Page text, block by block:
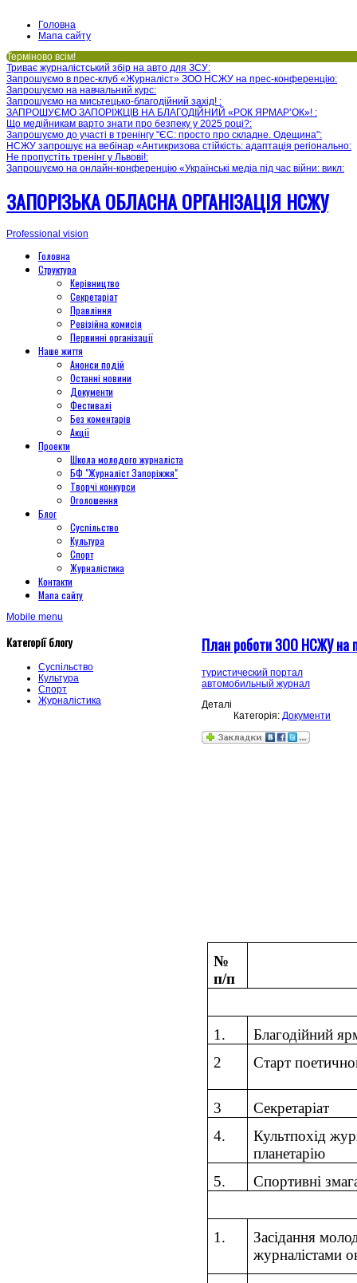
Головна
Мапа сайту
Терміново всім!
Триває журналістський збір на авто для ЗСУ:
Запрошуємо в прес-клуб «Журналіст» ЗОО НСЖУ на прес-конференцію:
Запрошуємо на навчальний курс:
Запрошуємо на мисьтецько-благодійний захід! :
ЗАПРОШУЄМО ЗАПОРІЖЦІВ НА БЛАГОДІЙНИЙ «РОК ЯРМАР’ОК»! :
Що медійникам варто знати про безпеку у 2025 році?:
Запрошуємо до участі в тренінгу "ЄС: просто про складне. Одещина":
НСЖУ запрошує на вебінар «Антикризова стійкість: адаптація регіонально:
Не пропустіть тренінг у Львові!:
Запрошуємо на онлайн-конференцію «Українські медіа під час війни: викл:
ЗАПОРІЗЬКА ОБЛАСНА ОРГАНІЗАЦІЯ НСЖУ
Professional vision
Головна
Структура
Керівництво
Секретаріат
Правління
Ревізійна комисія
Первинні організації
Наше життя
Анонси подій
Останні новини
Документи
Фестивалі
Без коментарів
Акції
Проекти
Школа молодого журналіста
БФ "Журналіст Запоріжжя"
Творчі конкурси
Оголошення
Блог
Суспільство
Культура
Спорт
Журналістика
Контакти
Мапа сайту
Mobile menu
Категорії блогу
Суспільство
Культура
Спорт
Журналістика
План роботи ЗОО НСЖУ на
туристический портал
автомобильный журнал
Деталі
Категорія: Документи
№
п/п
1 .
Благодійний
2
Старт
3
Секретаріат
4.
Культпохід
планетарію
5. Спортивні
1.
Засідання
журналістами